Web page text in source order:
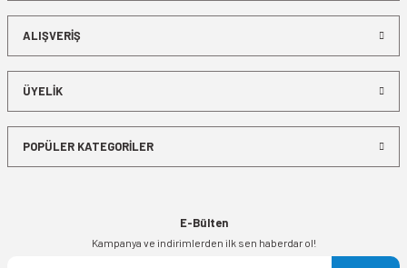
ALIŞVERİŞ
ÜYELİK
POPÜLER KATEGORİLER
E-Bülten
Kampanya ve indirimlerden ilk sen haberdar ol!